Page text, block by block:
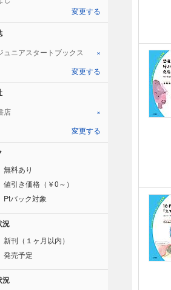
変更する
ュニアスタートブックス ×
変更する
店 ×
変更する
無料あり
値引き価格（￥0～）
Ptバック対象
況
新刊（１ヶ月以内）
発売予定
況